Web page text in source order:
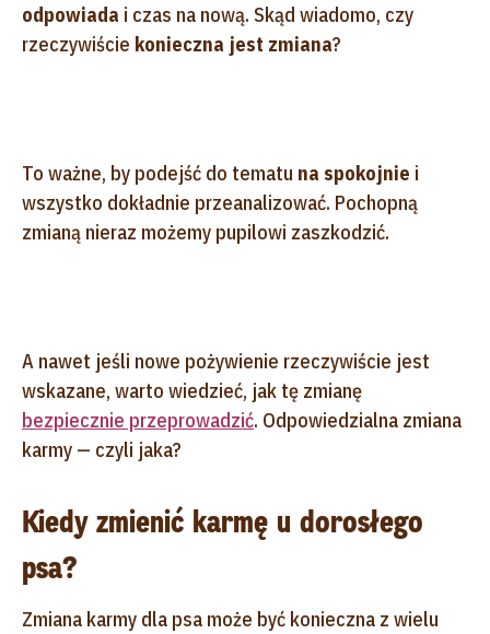
odpowiada i czas na nową. Skąd wiadomo, czy
rzeczywiście konieczna jest zmiana?
To ważne, by podejść do tematu na spokojnie i
wszystko dokładnie przeanalizować. Pochopną
zmianą nieraz możemy pupilowi zaszkodzić.
A nawet jeśli nowe pożywienie rzeczywiście jest
wskazane, warto wiedzieć, jak tę zmianę
bezpiecznie przeprowadzić. Odpowiedzialna zmiana
karmy — czyli jaka?
Kiedy zmienić karmę u dorosłego
psa?
Zmiana karmy dla psa może być konieczna z wielu